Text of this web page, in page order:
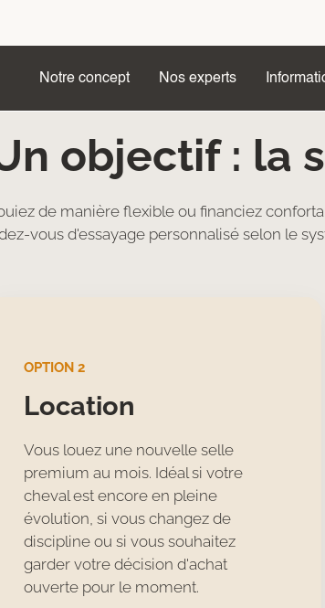
Notre concept Nos experts
objectif : la
de manière flexible ou financiez
vous d'essayage personnalisé selon le
OPTION 2
Location
Vous louez une nouvelle selle
premium au mois. Idéal si votre
cheval est encore en pleine
évolution, si vous changez de
discipline ou si vous souhaitez
garder votre décision d'achat
ouverte pour le moment.